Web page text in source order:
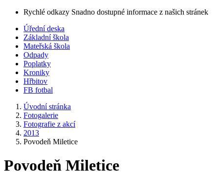
Rychlé odkazy Snadno dostupné informace z našich stránek
Úřední deska
Základní škola
Mateřská škola
Odpady
Poplatky
Kroniky
Hřbitov
FB fotbal
Úvodní stránka
Fotogalerie
Fotografie z akcí
2013
Povodeň Miletice
Povodeň Miletice